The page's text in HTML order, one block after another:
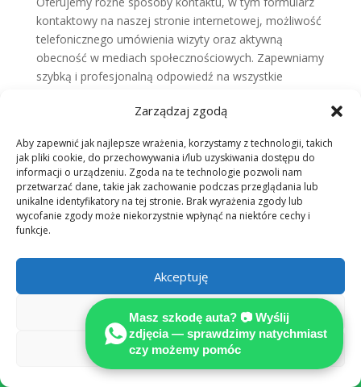
Zarządzaj zgodą
Aby zapewnić jak najlepsze wrażenia, korzystamy z technologii, takich
jak pliki cookie, do przechowywania i/lub uzyskiwania dostępu do
informacji o urządzeniu. Zgoda na te technologie pozwoli nam
przetwarzać dane, takie jak zachowanie podczas przeglądania lub
unikalne identyfikatory na tej stronie. Brak wyrażenia zgody lub
wycofanie zgody może niekorzystnie wpłynąć na niektóre cechy i
funkcje.
Akceptuję
Odmów
Zobacz preferencje
kontaktowy na naszej stronie internetowej, możliwość
telefonicznego umówienia wizyty oraz aktywną
obecność w mediach społecznościowych. Zapewniamy
szybką i profesjonalną odpowiedź na wszystkie
komunikacji.Nasz zespół jest gotowy do udzielenia
Niemczech.
Likwidacja szkody:
samodzielnie czy z
MOTOEXPERT?
Porównaj, zanim ubezpieczyciel zdecyduje za
✗ Samodzielnie
(kalkulator / AI
ubezpieczyciela)
✓ Z MOTOEXPERT
+ rekomendowany
Adwokat

Masz szkodę auta? 📷 Wyślij
zdjęcia — sprawdzimy natychmiast
czy możemy pomóc